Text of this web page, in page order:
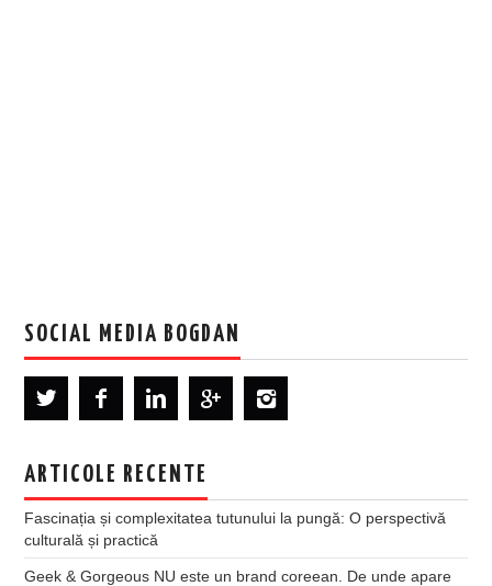
SOCIAL MEDIA BOGDAN
ARTICOLE RECENTE
Fascinația și complexitatea tutunului la pungă: O perspectivă
culturală și practică
Geek & Gorgeous NU este un brand coreean. De unde apare